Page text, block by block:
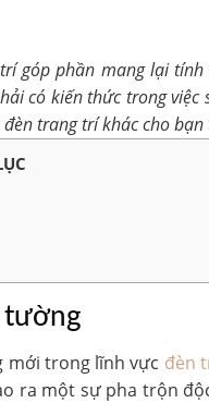
góp phần mang lại
có kiến thức trong
trang trí khác cho
tường
trong lĩnh vực đèn
ra một sự pha trộn